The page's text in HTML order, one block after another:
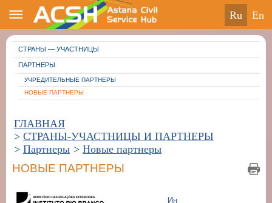
ru en
СТРАНЫ — УЧАСТНИЦЫ
ПАРТНЕРЫ
УЧРЕДИТЕЛЬНЫЕ ПАРТНЕРЫ
НОВЫЕ ПАРТНЕРЫ
ГЛАВНАЯ
> СТРАНЫ-УЧАСТНИЦЫ И ПАРТНЕРЫ
> Партнеры > Новые партнеры
НОВЫЕ ПАРТНЕРЫ
Институт Рио Бранко